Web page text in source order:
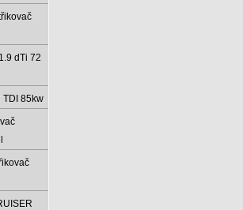
dTi 72
TDI 85kw